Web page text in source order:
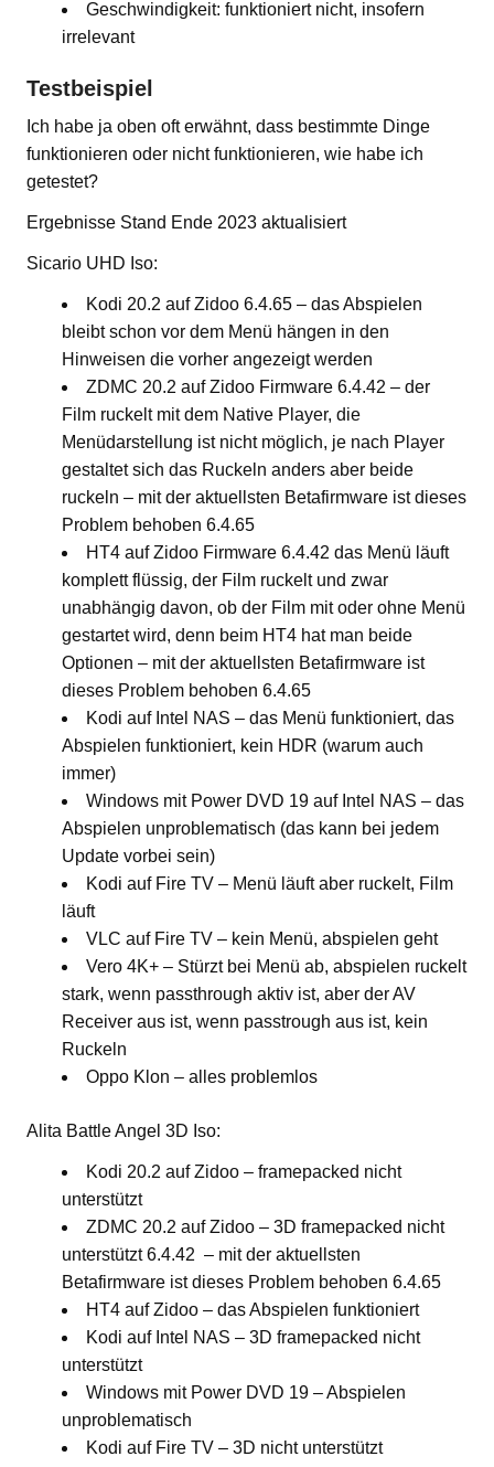
Geschwindigkeit: funktioniert nicht, insofern
irrelevant
Testbeispiel
Ich habe ja oben oft erwähnt, dass bestimmte Dinge
funktionieren oder nicht funktionieren, wie habe ich
getestet?
Ergebnisse Stand Ende 2023 aktualisiert
Sicario UHD Iso:
Kodi 20.2 auf Zidoo 6.4.65 – das Abspielen
bleibt schon vor dem Menü hängen in den
Hinweisen die vorher angezeigt werden
ZDMC 20.2 auf Zidoo Firmware 6.4.42 – der
Film ruckelt mit dem Native Player, die
Menüdarstellung ist nicht möglich, je nach Player
gestaltet sich das Ruckeln anders aber beide
ruckeln – mit der aktuellsten Betafirmware ist dieses
Problem behoben 6.4.65
HT4 auf Zidoo Firmware 6.4.42 das Menü läuft
komplett flüssig, der Film ruckelt und zwar
unabhängig davon, ob der Film mit oder ohne Menü
gestartet wird, denn beim HT4 hat man beide
Optionen – mit der aktuellsten Betafirmware ist
dieses Problem behoben 6.4.65
Kodi auf Intel NAS – das Menü funktioniert, das
Abspielen funktioniert, kein HDR (warum auch
immer)
Windows mit Power DVD 19 auf Intel NAS – das
Abspielen unproblematisch (das kann bei jedem
Update vorbei sein)
Kodi auf Fire TV – Menü läuft aber ruckelt, Film
läuft
VLC auf Fire TV – kein Menü, abspielen geht
Vero 4K+ – Stürzt bei Menü ab, abspielen ruckelt
stark, wenn passthrough aktiv ist, aber der AV
Receiver aus ist, wenn passtrough aus ist, kein
Ruckeln
Oppo Klon – alles problemlos
Alita Battle Angel 3D Iso:
Kodi 20.2 auf Zidoo – framepacked nicht
unterstützt
ZDMC 20.2 auf Zidoo – 3D framepacked nicht
unterstützt 6.4.42 – mit der aktuellsten
Betafirmware ist dieses Problem behoben 6.4.65
HT4 auf Zidoo – das Abspielen funktioniert
Kodi auf Intel NAS – 3D framepacked nicht
unterstützt
Windows mit Power DVD 19 – Abspielen
unproblematisch
Kodi auf Fire TV – 3D nicht unterstützt